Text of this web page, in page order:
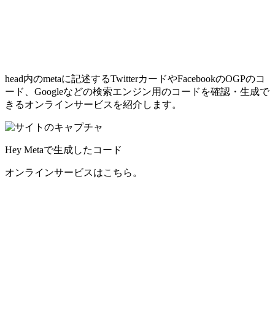
head内のmetaに記述するTwitterカードやFacebookのOGPのコ
ード、Googleなどの検索エンジン用のコードを確認・生成で
きるオンラインサービスを紹介します。
Hey Metaで生成したコード
オンラインサービスはこちら。